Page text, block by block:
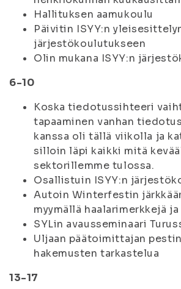
Hallituksen aamukoulu
Päivitin ISYY:n
järjestökoulutukseen
Olin mukana ISYY:n
6-10
Koska tiedotussihteeri
tapaaminen vanhan
kanssa oli tällä viikolla ja
silloin läpi kaikki mitä
sektorillemme tulossa.
Osallistuin ISYY:n
Autoin Winterfestin
myymällä haalarimerkkejä
SYLin avausseminaari
Uljaan päätoimittajan
hakemusten tarkastelua
13-17